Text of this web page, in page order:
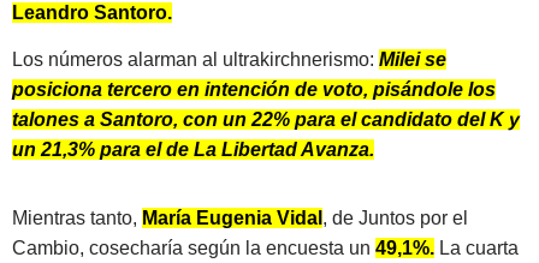
Leandro Santoro.
Los números alarman al ultrakirchnerismo: Milei se
posiciona tercero en intención de voto, pisándole los
talones a Santoro, con un 22% para el candidato del K y
un 21,3% para el de La Libertad Avanza.
Mientras tanto, María Eugenia Vidal , de Juntos por el
Cambio, cosecharía según la encuesta un 49,1%. La cuarta